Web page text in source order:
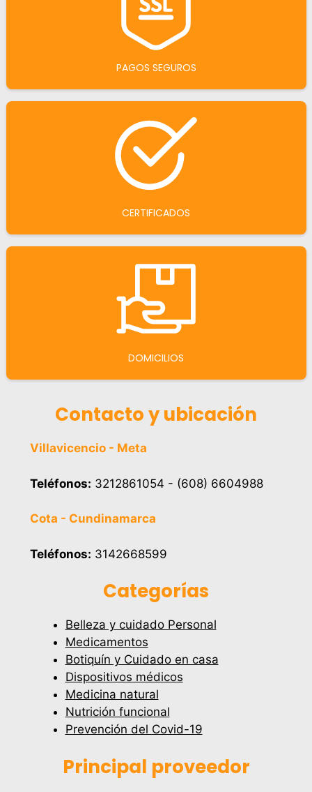
PAGOS SEGUROS
CERTIFICADOS
DOMICILIOS
Contacto y ubicación
Villavicencio - Meta
Teléfonos: 3212861054 - (608) 6604988
Cota - Cundinamarca
Teléfonos: 3142668599
Categorías
Belleza y cuidado Personal
Medicamentos
Botiquín y Cuidado en casa
Dispositivos médicos
Medicina natural
Nutrición funcional
Prevención del Covid-19
Principal proveedor